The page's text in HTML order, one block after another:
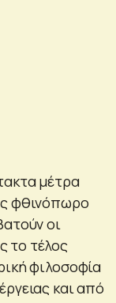
μέτρα
φθινόπωρο
οι
το τέλος
φιλοσοφία
και από